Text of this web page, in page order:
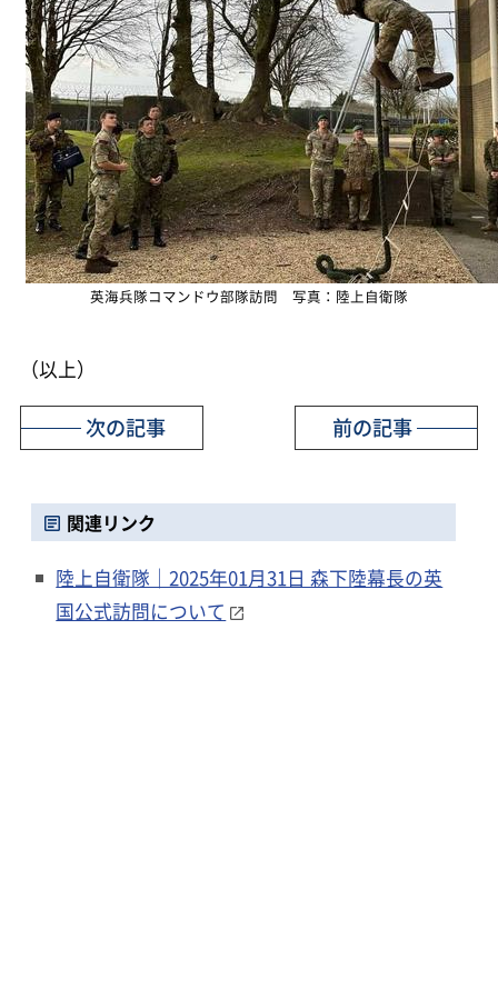
英海兵隊コマンドウ部隊訪問 写真：陸上自衛隊
（以上）
前の記事
次の記事
関連リンク
陸上自衛隊｜2025年01月31日 森下陸幕長の英
国公式訪問について